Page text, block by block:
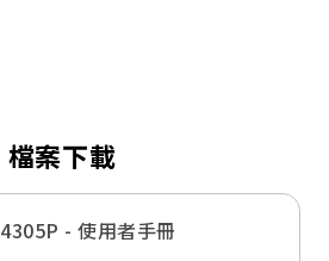
檔案下載
4305P - 使用者手冊